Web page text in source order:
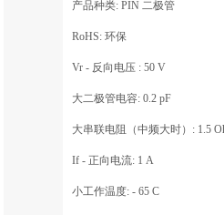
产品种类: PIN 二极管
RoHS: 环保
Vr - 反向电压 : 50 V
大二极管电容: 0.2 pF
大串联电阻（中频大时）: 1.5
If - 正向电流: 1 A
小工作温度: - 65 C